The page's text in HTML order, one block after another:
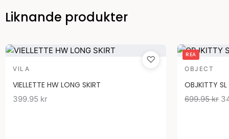
Liknande produkter
♡
VILA
VIELLETTE HW LONG SKIRT
399.95 kr
REA
OBJECT
OBJKITTY SL
699.95kr